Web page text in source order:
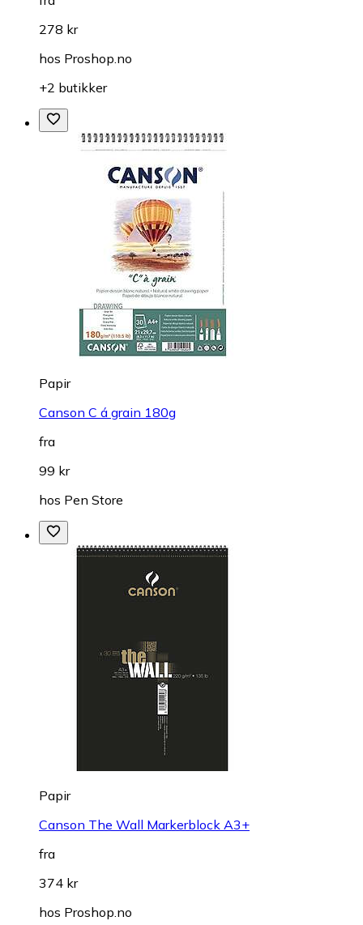
278 kr
hos Proshop.no
+2 butikker
Papir
Canson C á grain 180g
fra
99 kr
hos Pen Store
Papir
Canson The Wall Markerblock A3+
fra
374 kr
hos Proshop.no